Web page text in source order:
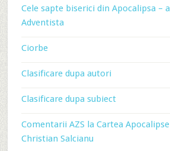
Cele sapte biserici din Apocalipsa –
Adventista
Ciorbe
Clasificare dupa autori
Clasificare dupa subiect
Comentarii AZS la Cartea
Christian Salcianu